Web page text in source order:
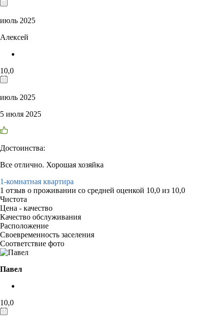
июль 2025
Алексей
10,0
июль 2025
5 июля 2025
Достоинства:
Все отлично. Хорошая хозяйка
1-комнатная квартира
1 отзыв о проживании со средней оценкой 10,0 из 10,0
Чистота
Цена - качество
Качество обслуживания
Расположение
Своевременность заселения
Соответствие фото
Павел
10,0